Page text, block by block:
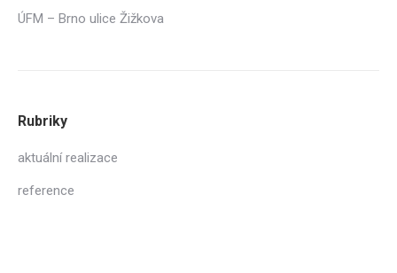
ÚFM – Brno ulice Žižkova
Rubriky
aktuální realizace
reference